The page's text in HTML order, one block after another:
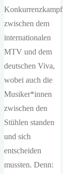
Konkurrenzkampf
zwischen dem
internationalen
MTV und dem
deutschen Viva,
wobei auch die
Musiker*innen
zwischen den
Stühlen standen
und sich
entscheiden
mussten. Denn: